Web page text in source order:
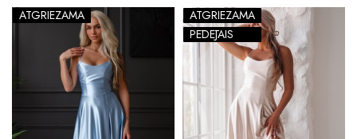
ATGRIEZAMA
ATGRIEZAMA
PĒDĒJAIS